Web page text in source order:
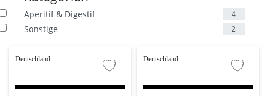
Aperitif & Digestif 4
Sonstige 2
Deutschland Deutschland